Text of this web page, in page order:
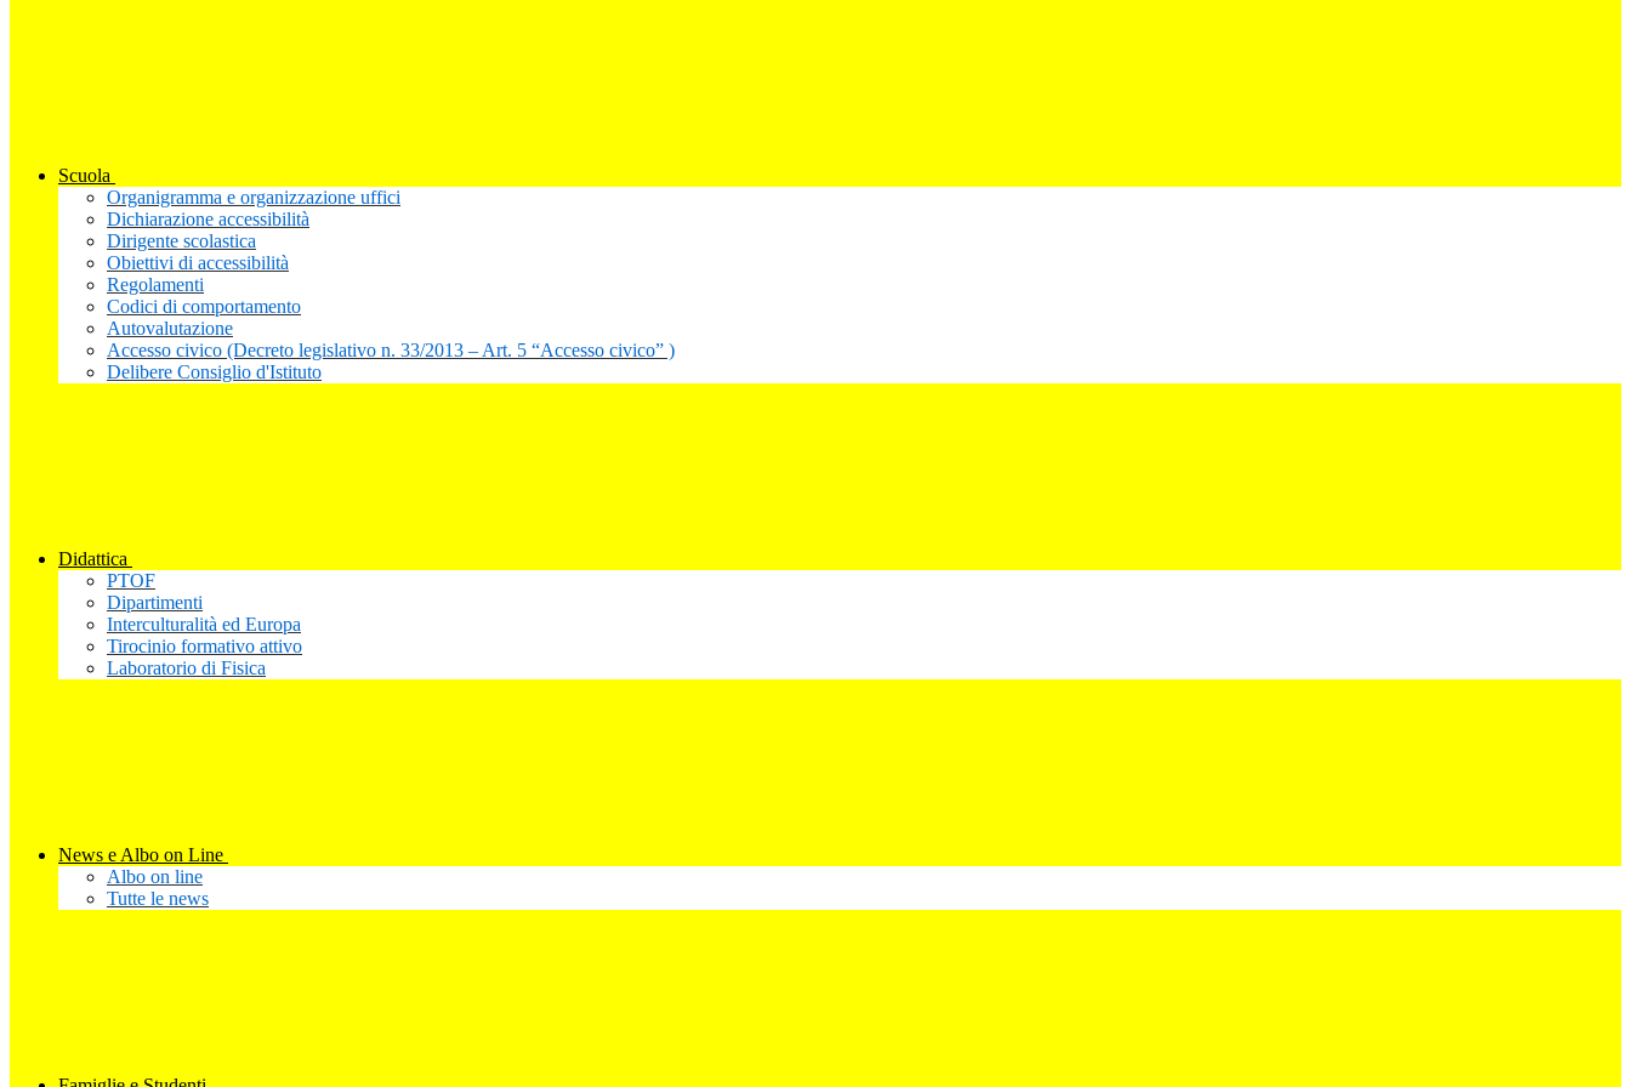
Scuola
Organigramma e organizzazione uffici
Dichiarazione accessibilità
Dirigente scolastica
Obiettivi di accessibilità
Regolamenti
Codici di comportamento
Autovalutazione
Accesso civico (Decreto legislativo n. 33/2013 – Art. 5 “Accesso civico” )
Delibere Consiglio d'Istituto
Didattica
PTOF
Dipartimenti
Interculturalità ed Europa
Tirocinio formativo attivo
Laboratorio di Fisica
News e Albo on Line
Albo on line
Tutte le news